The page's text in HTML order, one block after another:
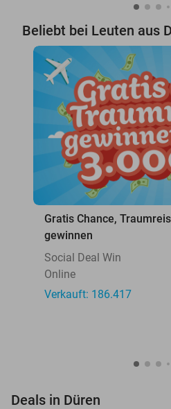
Beliebt bei Leuten aus
Gratis Chance,
gewinnen
Social Deal Win
Online
Verkauft: 186.417
Deals in Düren